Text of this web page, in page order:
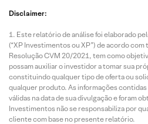
Disclaimer:
Este relatório de análise foi elaborado
(“XP Investimentos ou XP”) de acordo
Resolução CVM 20/2021, tem como
possam auxiliar o investidor a tomar sua
constituindo qualquer tipo de oferta ou
qualquer produto. As informações
válidas na data de sua divulgação e foram
Investimentos não se responsabiliza por
cliente com base no presente relatório.